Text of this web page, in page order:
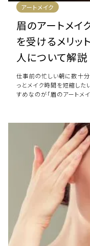
アートメイク
眉のアートメイ
を受けるメリッ
人について解説
仕事前の忙しい朝に数十分
っとメイク時間を短縮した
すめなのが「眉のアートメ